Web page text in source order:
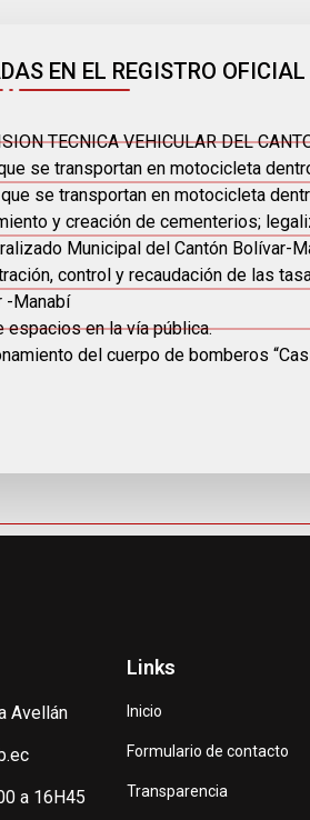
EN EL REGISTRO
TECNICA VEHICULAR DEL
se transportan en motocicleta
se transportan en motocicleta
y creación de cementerios;
Municipal del Cantón Bolívar-
control y recaudación de las
-Manabí
espacios en la vía pública.
del cuerpo de bomberos
Avellán
a 16H45
Links
Inicio
Formulario de contacto
Transparencia